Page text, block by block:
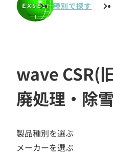
種別で探す
wave CSR(
廃処理・除
製品種別を選ぶ
メーカーを選ぶ